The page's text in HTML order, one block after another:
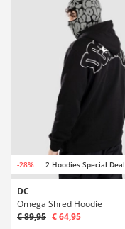
-28% 2 Hoodies Special Deal
DC
Omega Shred Hoodie
€ 89,95 € 64,95